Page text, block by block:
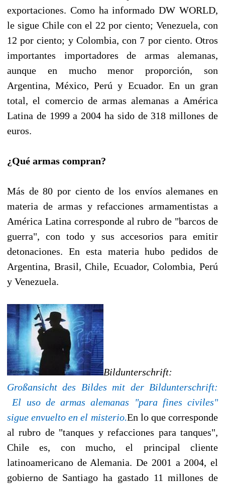
exportaciones. Como ha informado DW WORLD,
le sigue Chile con el 22 por ciento; Venezuela, con
12 por ciento; y Colombia, con 7 por ciento. Otros
importantes importadores de armas alemanas,
aunque en mucho menor proporción, son
Argentina, México, Perú y Ecuador. En un gran
total, el comercio de armas alemanas a América
Latina de 1999 a 2004 ha sido de 318 millones de
euros.
¿Qué armas compran?
Más de 80 por ciento de los envíos alemanes en
materia de armas y refacciones armamentistas a
América Latina corresponde al rubro de "barcos de
guerra", con todo y sus accesorios para emitir
detonaciones. En esta materia hubo pedidos de
Argentina, Brasil, Chile, Ecuador, Colombia, Perú
y Venezuela.
Bildunterschrift:
Großansicht des Bildes mit der Bildunterschrift:
El uso de armas alemanas "para fines civiles"
sigue envuelto en el misterio.En lo que corresponde
al rubro de "tanques y refacciones para tanques",
Chile es, con mucho, el principal cliente
latinoamericano de Alemania. De 2001 a 2004, el
gobierno de Santiago ha gastado 11 millones de